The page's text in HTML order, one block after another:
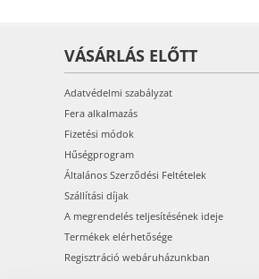
VÁSÁRLÁS ELŐTT
Adatvédelmi szabályzat
Fera alkalmazás
Fizetési módok
Hűségprogram
Általános Szerződési Feltételek
Szállítási díjak
A megrendelés teljesítésének ideje
Termékek elérhetősége
Regisztráció webáruházunkban